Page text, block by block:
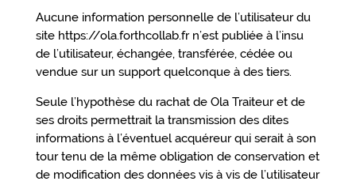
Aucune information personnelle de l’utilisateur du
site https://ola.forthcollab.fr n’est publiée à l’insu
de l’utilisateur, échangée, transférée, cédée ou
vendue sur un support quelconque à des tiers.
Seule l’hypothèse du rachat de Ola Traiteur et de
ses droits permettrait la transmission des dites
informations à l’éventuel acquéreur qui serait à son
tour tenu de la même obligation de conservation et
de modification des données vis à vis de l’utilisateur